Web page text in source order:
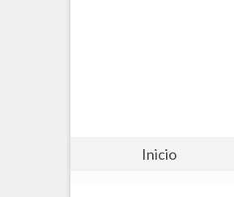
Inicio